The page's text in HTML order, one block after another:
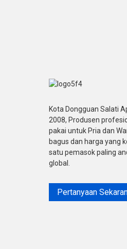
Kota Dongguan Salati
2008, Produsen
pakai untuk Pria dan
bagus dan harga yang
satu pemasok paling
global.
Pertanyaan